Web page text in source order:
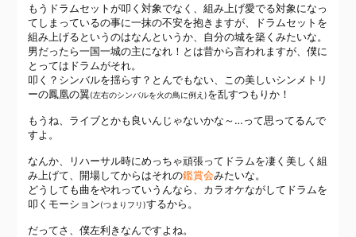
もうドラムセットが叩く対象でなく、組み上げ愛でる対象になっ
てしまっているの事に一抹の不安を抱きますが、ドラムセットを
組み上げるというのはなんというか、自分の城を築くみたいな。
男だったら一国一城の主になれ！とは昔から言われますが、僕に
とってはドラムがそれ。
叩く？シンバルを揺らす？とんでもない、この美しいシンメトリ
ーの鳳凰の翼(左右のシンバルを火の鳥に例え)を乱すつもりか！
もうね、ライブとかも良いんじゃないかな～…って思ってるんで
すよ。
なんか、リハーサル時にめっちゃ頑張ってドラムを凄く美しく組
み上げて、開場してからはそれの鑑賞会みたいな。
どうしても曲をやれっていうんなら、カラオケながしてドラムを
叩くモーション(つまりフリ)するから。
だってさ、僕左利きなんですよね。